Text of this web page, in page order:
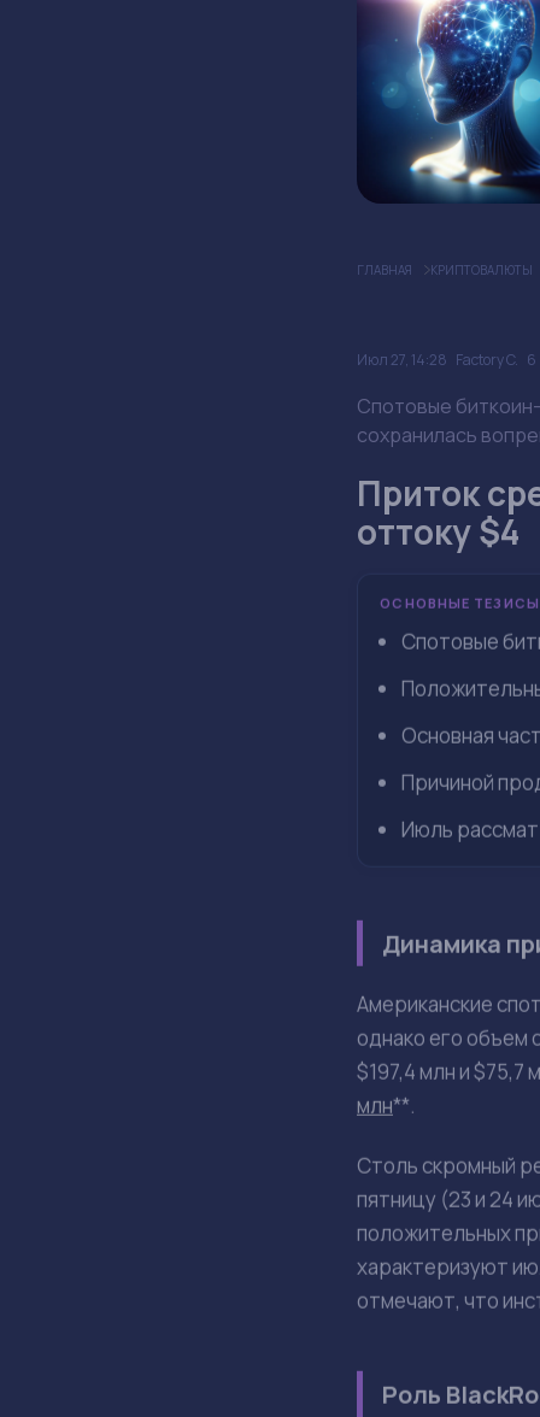
Июл 27, 14:28 Factory C.
Спотовые
сохранилась
оттоку $4
ОСНОВНЫЕ ТЕЗИСЫ
Спотовые
Основная